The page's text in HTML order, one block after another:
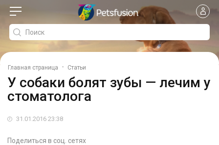
Главная страница - Статьи
У собаки болят зубы — лечим у
стоматолога
31.01.2016 23:38
Поделиться в соц. сетях